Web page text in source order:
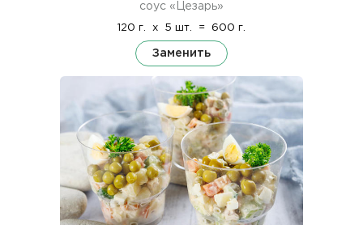
соус «Цезарь»
120 г. x 5 шт. = 600 г.
Заменить